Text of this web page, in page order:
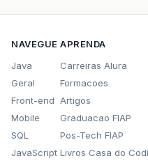
NAVEGUE
Java
Geral
Front-end
Mobile
SQL
JavaScript
APRENDA
Carreiras Alura
Formacoes
Artigos
Graduacao FIAP
Pos-Tech FIAP
Livros Casa do